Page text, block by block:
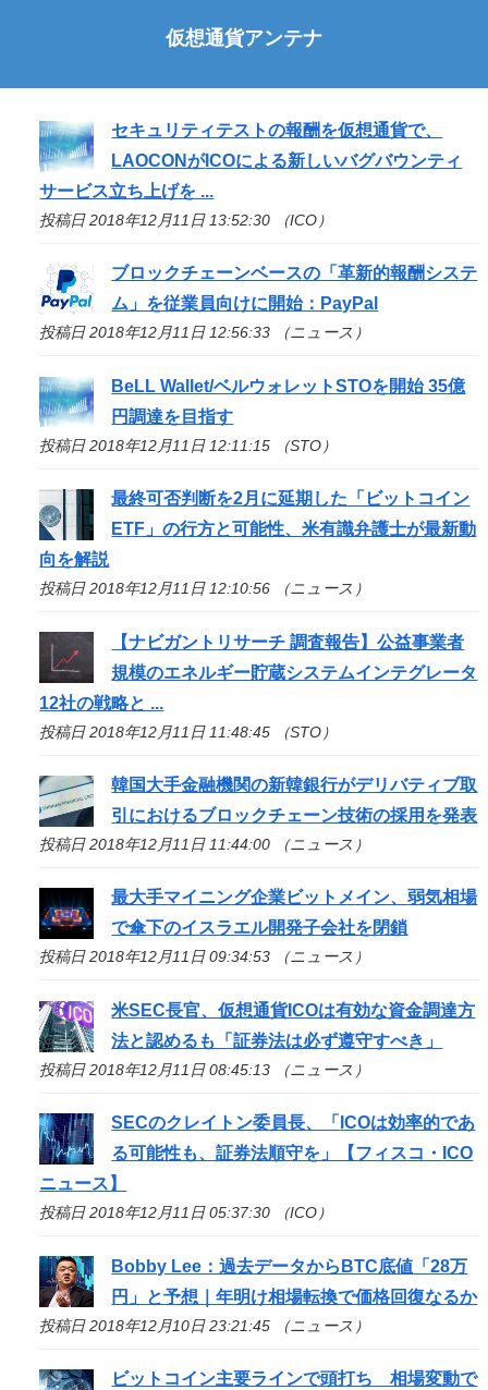
仮想通貨アンテナ
セキュリティテストの報酬を仮想通貨で、
LAOCONがICOによる新しいバグバウンティ
サービス立ち上げを ...
投稿日 2018年12月11日 13:52:30 （ICO）
ブロックチェーンベースの「革新的報酬システ
ム」を従業員向けに開始：PayPal
投稿日 2018年12月11日 12:56:33 （ニュース）
BeLL Wallet/ベルウォレットSTOを開始 35億
円調達を目指す
投稿日 2018年12月11日 12:11:15 （STO）
最終可否判断を2月に延期した「ビットコイン
ETF」の行方と可能性、米有識弁護士が最新動
向を解説
投稿日 2018年12月11日 12:10:56 （ニュース）
【ナビガントリサーチ 調査報告】公益事業者
規模のエネルギー貯蔵システムインテグレータ
12社の戦略と ...
投稿日 2018年12月11日 11:48:45 （STO）
韓国大手金融機関の新韓銀行がデリバティブ取
引におけるブロックチェーン技術の採用を発表
投稿日 2018年12月11日 11:44:00 （ニュース）
最大手マイニング企業ビットメイン、弱気相場
で傘下のイスラエル開発子会社を閉鎖
投稿日 2018年12月11日 09:34:53 （ニュース）
米SEC長官、仮想通貨ICOは有効な資金調達方
法と認めるも「証券法は必ず遵守すべき」
投稿日 2018年12月11日 08:45:13 （ニュース）
SECのクレイトン委員長、「 ICOは効率的であ
る可能性も、証券法順守を」【フィスコ・ ICO
ニュース】
投稿日 2018年12月11日 05:37:30 （ICO）
Bobby Lee：過去データからBTC底値「28万
円」と予想｜年明け相場転換で価格回復なるか
投稿日 2018年12月10日 23:21:45 （ニュース）
ビットコイン主要ラインで頭打ち 相場変動で